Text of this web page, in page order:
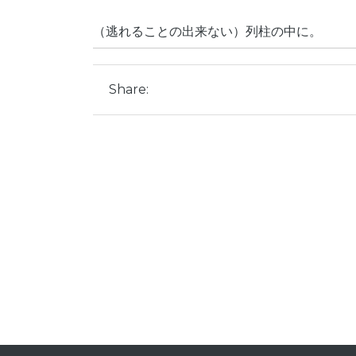
（逃れることの出来ない）列柱の中に。
Share: